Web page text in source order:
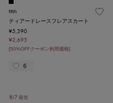
fifth
ティアードレースフレアスカート
¥5,390
¥2,695
[50%OFFクーポン利用価格]
6
8/7 発売